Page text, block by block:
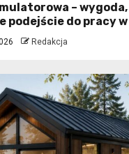
–
podejście do pracy
Redakcja